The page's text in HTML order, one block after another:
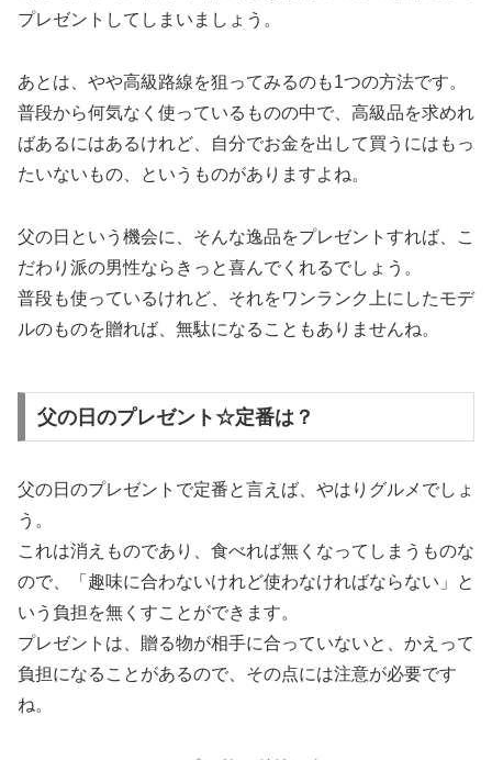
プレゼントしてしまいましょう。
あとは、やや高級路線を狙ってみるのも1つの方法です。
普段から何気なく使っているものの中で、高級品を求めれ
ばあるにはあるけれど、自分でお金を出して買うにはもっ
たいないもの、というものがありますよね。
父の日という機会に、そんな逸品をプレゼントすれば、こ
だわり派の男性ならきっと喜んでくれるでしょう。
普段も使っているけれど、それをワンランク上にしたモデ
ルのものを贈れば、無駄になることもありませんね。
父の日のプレゼント☆定番は？
父の日のプレゼントで定番と言えば、やはりグルメでしょ
う。
これは消えものであり、食べれば無くなってしまうものな
ので、「趣味に合わないけれど使わなければならない」と
いう負担を無くすことができます。
プレゼントは、贈る物が相手に合っていないと、かえって
負担になることがあるので、その点には注意が必要です
ね。